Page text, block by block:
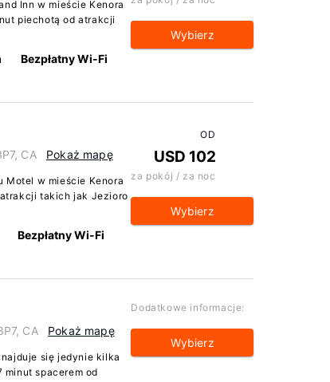
Inn w mieście Kenora
piechotą od atrakcji
Bezpłatny Wi-Fi
Wybierz
CA Pokaż mapę
Motel w mieście Kenora
takich jak Jezioro
Bezpłatny Wi-Fi
OD
USD 102
za pokój / za noc
Wybierz
CA Pokaż mapę
się jedynie kilka
spacerem od
Dodatkowe informacje:
Wybierz